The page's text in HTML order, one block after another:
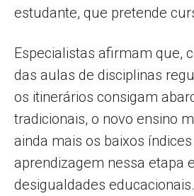
estudante, que pretende
Especialistas afirmam que,
das aulas de disciplinas
os itinerários consigam
tradicionais, o novo ensino
ainda mais os baixos
aprendizagem nessa etapa
desigualdades educacionais.